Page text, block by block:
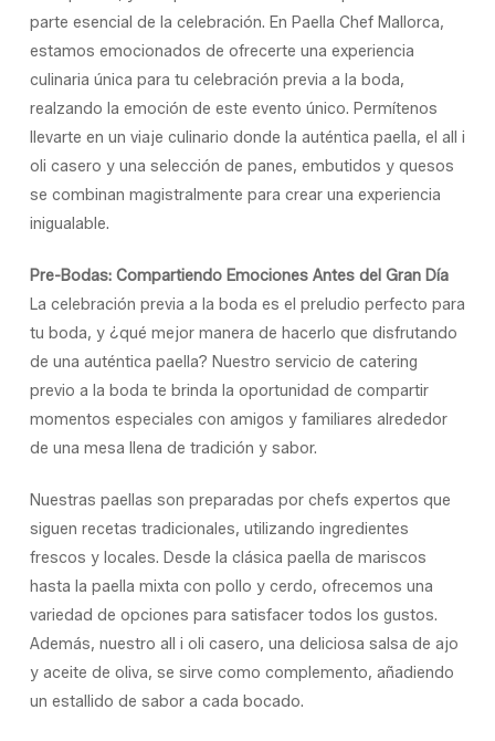
parte esencial de la celebración. En Paella Chef Mallorca,
estamos emocionados de ofrecerte una experiencia
culinaria única para tu celebración previa a la boda,
realzando la emoción de este evento único. Permítenos
llevarte en un viaje culinario donde la auténtica paella, el all i
oli casero y una selección de panes, embutidos y quesos
se combinan magistralmente para crear una experiencia
inigualable.
Pre-Bodas: Compartiendo Emociones Antes del Gran Día
La celebración previa a la boda es el preludio perfecto para
tu boda, y ¿qué mejor manera de hacerlo que disfrutando
de una auténtica paella? Nuestro servicio de catering
previo a la boda te brinda la oportunidad de compartir
momentos especiales con amigos y familiares alrededor
de una mesa llena de tradición y sabor.
Nuestras paellas son preparadas por chefs expertos que
siguen recetas tradicionales, utilizando ingredientes
frescos y locales. Desde la clásica paella de mariscos
hasta la paella mixta con pollo y cerdo, ofrecemos una
variedad de opciones para satisfacer todos los gustos.
Además, nuestro all i oli casero, una deliciosa salsa de ajo
y aceite de oliva, se sirve como complemento, añadiendo
un estallido de sabor a cada bocado.